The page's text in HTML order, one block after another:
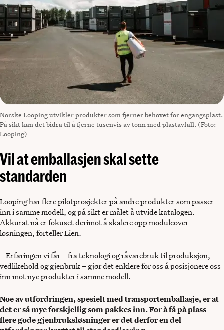
Norske Looping utvikler produkter som fjerner behovet for engangsplast.
På sikt kan det bidra til å fjerne tusenvis av tonn med plastavfall. (Foto:
Looping)
Vil at emballasjen skal sette
standarden
Looping har flere pilotprosjekter på andre produkter som passer
inn i samme modell, og på sikt er målet å utvide katalogen.
Akkurat nå er fokuset derimot å skalere opp modulcover-
løsningen, forteller Lien.
– Erfaringen vi får – fra teknologi og råvarebruk til produksjon,
vedlikehold og gjenbruk – gjør det enklere for oss å posisjonere oss
inn mot nye produkter i samme modell.
Noe av utfordringen, spesielt med transportemballasje, er at
det er så mye forskjellig som pakkes inn. For å få på plass
flere gode gjenbruksløsninger er det derfor en del